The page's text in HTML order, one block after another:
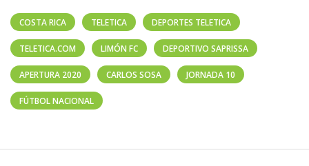
COSTA RICA TELETICA DEPORTES TELETICA
TELETICA.COM LIMÓN FC DEPORTIVO SAPRISSA
APERTURA 2020 CARLOS SOSA JORNADA 10
FÚTBOL NACIONAL